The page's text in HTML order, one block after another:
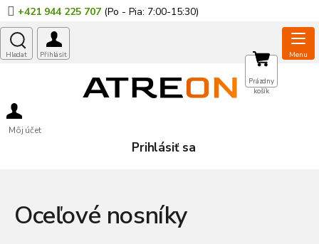
Prejsť
na
obsah
+421 944 225 707
Môj účet
Prihlásiť sa
NÁKUPNÝ
KOŠÍK
Prázdny
košík
Oceľové nosníky